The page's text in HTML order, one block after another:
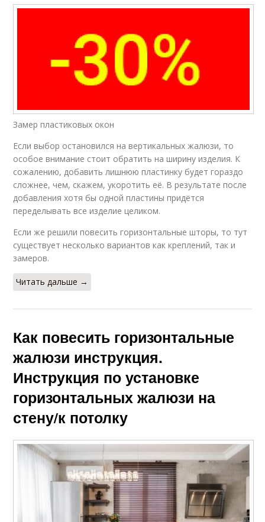
Замер пластиковых окон
Если выбор остановился на вертикальных жалюзи, то
особое внимание стоит обратить на ширину изделия. К
сожалению, добавить лишнюю пластинку будет гораздо
сложнее, чем, скажем, укоротить её. В результате после
добавления хотя бы одной пластины придётся
переделывать все изделие целиком.
Если же решили повесить горизонтальные шторы, то тут
существует несколько вариантов как креплений, так и
замеров.
Читать дальше →
Как повесить горизонтальные
жалюзи инструкция.
Инструкция по установке
горизонтальных жалюзи на
стену/к потолку